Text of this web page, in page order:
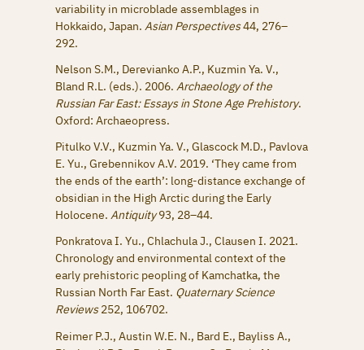
variability in microblade assemblages in
Hokkaido, Japan. Asian Perspectives44, 276–
292.
Nelson S.M., Derevianko A.P., Kuzmin Ya. V.,
Bland R.L. (eds.). 2006. Archaeology of the
Russian Far East: Essays in Stone Age Prehistory.
Oxford: Archaeopress.
Pitulko V.V., Kuzmin Ya. V., Glascock M.D., Pavlova
E. Yu., Grebennikov A.V. 2019. ‘They came from
the ends of the earth’: long-distance exchange of
obsidian in the High Arctic during the Early
Holocene. Antiquity93, 28–44.
Ponkratova I. Yu., Chlachula J., Clausen I. 2021.
Chronology and environmental context of the
early prehistoric peopling of Kamchatka, the
Russian North Far East. Quaternary Science
Reviews252, 106702.
Reimer P.J., Austin W.E. N., Bard E., Bayliss A.,